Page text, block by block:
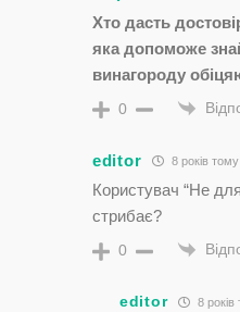
Хто дасть
яка допоможе
винагороду
0
editor 8 років тому
Користувач “Не
стрибає?
0
editor 8 років